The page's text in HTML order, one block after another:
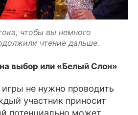
чтобы вы немного
чтение дальше.
выбор или «Белый Слон»
не нужно проводить
участник приносит
потенциально может